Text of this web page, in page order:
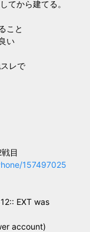
から建てる。
こと
い
レで
目
157497025
EXT was
account)